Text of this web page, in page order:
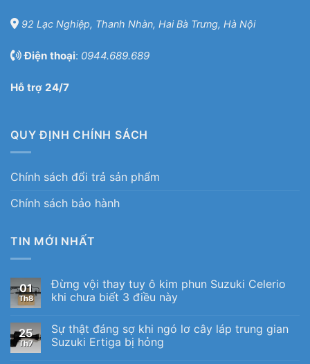
92 Lạc Nghiệp, Thanh Nhàn, Hai Bà Trưng, Hà Nội
Điện thoại: 0944.689.689
Hỗ trợ 24/7
QUY ĐỊNH CHÍNH SÁCH
Chính sách đổi trả sản phẩm
Chính sách bảo hành
TIN MỚI NHẤT
01
Th8
Đừng vội thay tuy ô kim phun Suzuki Celerio
khi chưa biết 3 điều này
25
Th7
Sự thật đáng sợ khi ngó lơ cây láp trung gian
Suzuki Ertiga bị hỏng